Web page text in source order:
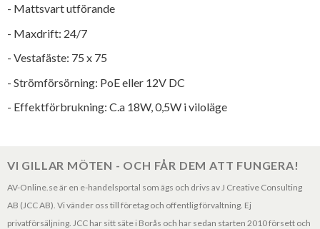
- Mattsvart utförande
- Maxdrift: 24/7
- Vestafäste: 75 x 75
- Strömförsörning: PoE eller 12V DC
- Effektförbrukning: C.a 18W, 0,5W i viloläge
VI GILLAR MÖTEN - OCH FÅR DEM ATT FUNGERA!
AV-Online.se är en e-handelsportal som ägs och drivs av J Creative Consulting
AB (JCC AB). Vi vänder oss till företag och offentlig förvaltning. Ej
privatförsäljning. JCC har sitt säte i Borås och har sedan starten 2010 försett och